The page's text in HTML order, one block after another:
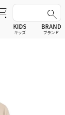
KIDS
キッズ
BRAND
ブランド